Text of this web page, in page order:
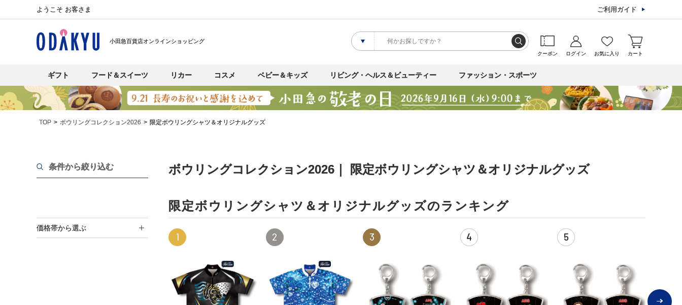
ようこそ お客さま ご利用ガイド
小田急百貨店オンラインショッピング
クーポン ログイン お気に入り カート
ギフト フード＆スイーツ リカー コスメ ベビー＆キッズ リビング・ヘルス＆ビューティー ファッション・スポーツ
TOP ボウリングコレクション2026 限定ボウリングシャツ＆オリジナルグッズ
条件から絞り込む
価格帯から選ぶ
ボウリングコレクション2026｜ 限定ボウリングシャツ＆オリジナルグッズ
限定ボウリングシャツ＆オリジナルグッズのランキング
1 2 3 4 5